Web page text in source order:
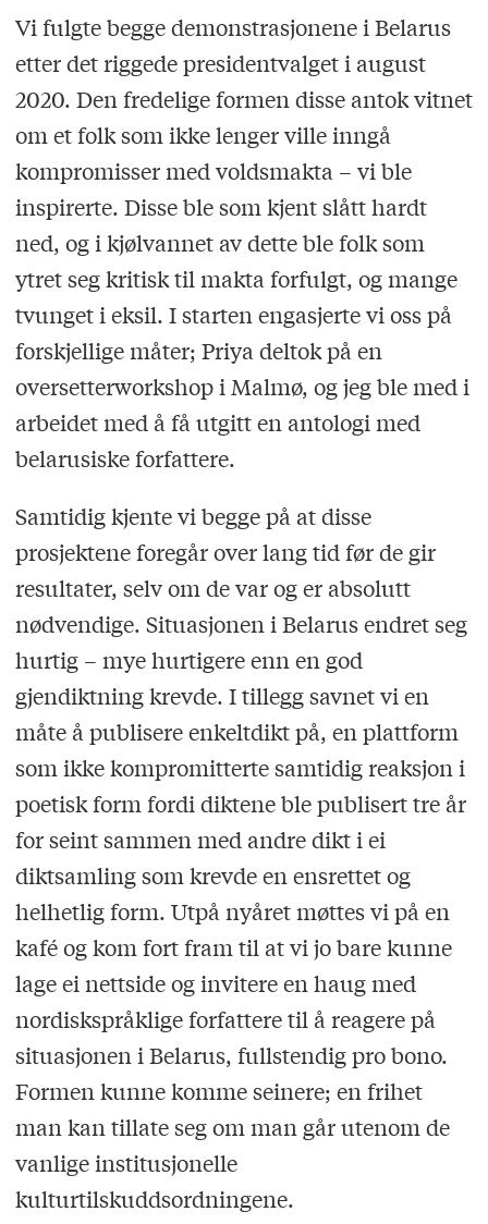
Vi fulgte begge demonstrasjonene i Belarus
etter det riggede presidentvalget i august
2020. Den fredelige formen disse antok vitnet
om et folk som ikke lenger ville inngå
kompromisser med voldsmakta – vi ble
inspirerte. Disse ble som kjent slått hardt
ned, og i kjølvannet av dette ble folk som
ytret seg kritisk til makta forfulgt, og mange
tvunget i eksil. I starten engasjerte vi oss på
forskjellige måter; Priya deltok på en
oversetterworkshop i Malmø, og jeg ble med i
arbeidet med å få utgitt en antologi med
belarusiske forfattere.
Samtidig kjente vi begge på at disse
prosjektene foregår over lang tid før de gir
resultater, selv om de var og er absolutt
nødvendige. Situasjonen i Belarus endret seg
hurtig – mye hurtigere enn en god
gjendiktning krevde. I tillegg savnet vi en
måte å publisere enkeltdikt på, en plattform
som ikke kompromitterte samtidig reaksjon i
poetisk form fordi diktene ble publisert tre år
for seint sammen med andre dikt i ei
diktsamling som krevde en ensrettet og
helhetlig form. Utpå nyåret møttes vi på en
kafé og kom fort fram til at vi jo bare kunne
lage ei nettside og invitere en haug med
nordiskspråklige forfattere til å reagere på
situasjonen i Belarus, fullstendig pro bono.
Formen kunne komme seinere; en frihet
man kan tillate seg om man går utenom de
vanlige institusjonelle
kulturtilskuddsordningene.